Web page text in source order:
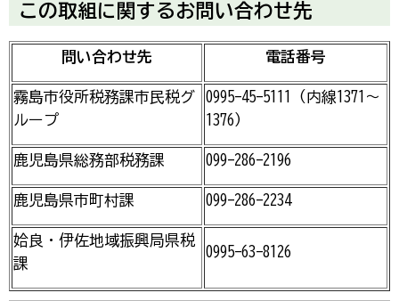
この取組に関するお問い合わせ先
問い合わせ先 電話番号
霧島市役所税務課市民税グ
ループ
0995-45-5111（内線1371～
1376）
鹿児島県総務部税務課 099-286-2196
鹿児島県市町村課 099-286-2234
姶良・伊佐地域振興局県税
課
0995-63-8126